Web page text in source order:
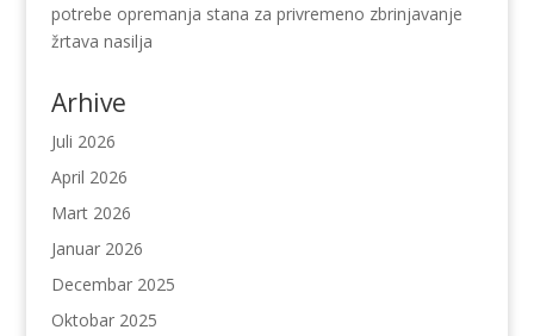
potrebe opremanja stana za privremeno zbrinjavanje
žrtava nasilja
Arhive
Juli 2026
April 2026
Mart 2026
Januar 2026
Decembar 2025
Oktobar 2025